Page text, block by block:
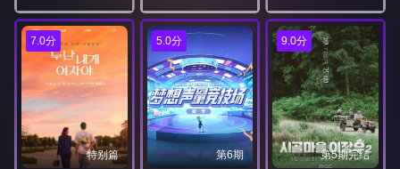
7.0分
特别篇
5.0分
第6期
9.0分
第5期完结